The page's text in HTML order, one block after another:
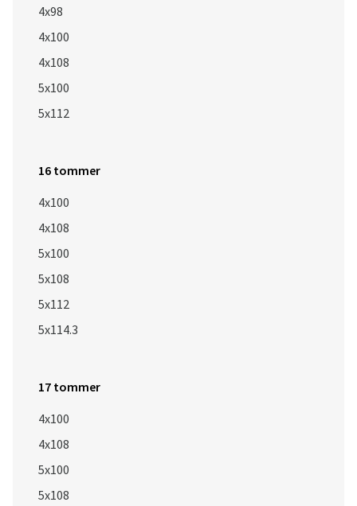
4x98
4x100
4x108
5x100
5x112
16 tommer
4x100
4x108
5x100
5x108
5x112
5x114.3
17 tommer
4x100
4x108
5x100
5x108